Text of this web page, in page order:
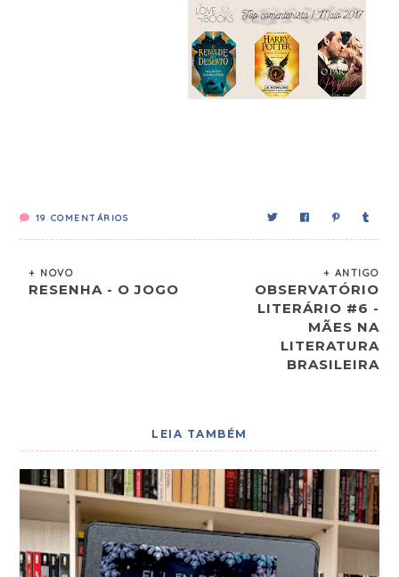
19 COMENTÁRIOS
+ NOVO
RESENHA - O JOGO
+ ANTIGO
OBSERVATÓRIO
LITERÁRIO #6 -
MÃES NA
LITERATURA
BRASILEIRA
LEIA TAMBÉM